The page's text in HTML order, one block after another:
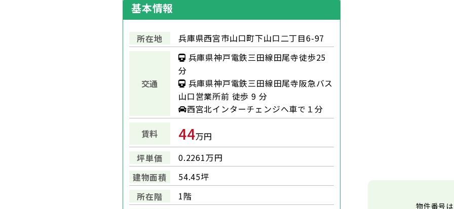
基本情報
所在地 兵庫県西宮市山口町下山口二丁目6-97
交通
兵庫県神戸電鉄三田線田尾寺徒歩25
分
兵庫県神戸電鉄三田線田尾寺阪急バス
山口営業所前 徒歩 9 分
西宮北インターチェンジへ車で１分
賃料 44万円
坪単価
0.2261万円
建物面積
54.45坪
所在階
1階
物件番号は